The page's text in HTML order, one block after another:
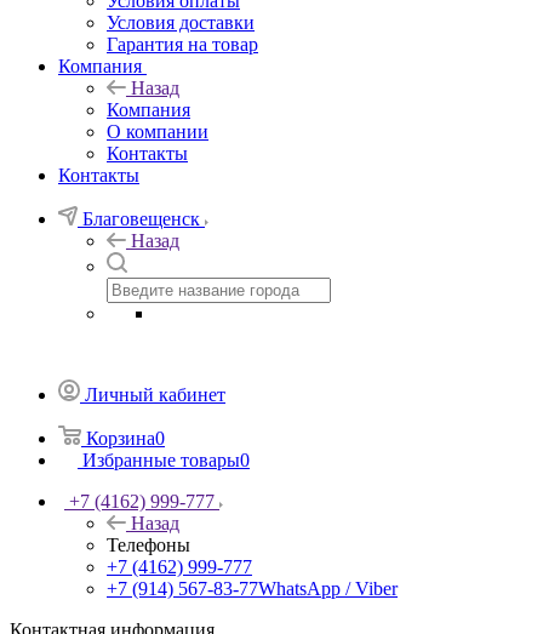
Условия доставки
Гарантия на товар
Компания
Назад
Компания
О компании
Контакты
Контакты
Благовещенск
Назад
Личный кабинет
Корзина0
Избранные товары0
+7 (4162) 999-777
Назад
Телефоны
+7 (4162) 999-777
+7 (914) 567-83-77WhatsApp / Viber
Контактная информация